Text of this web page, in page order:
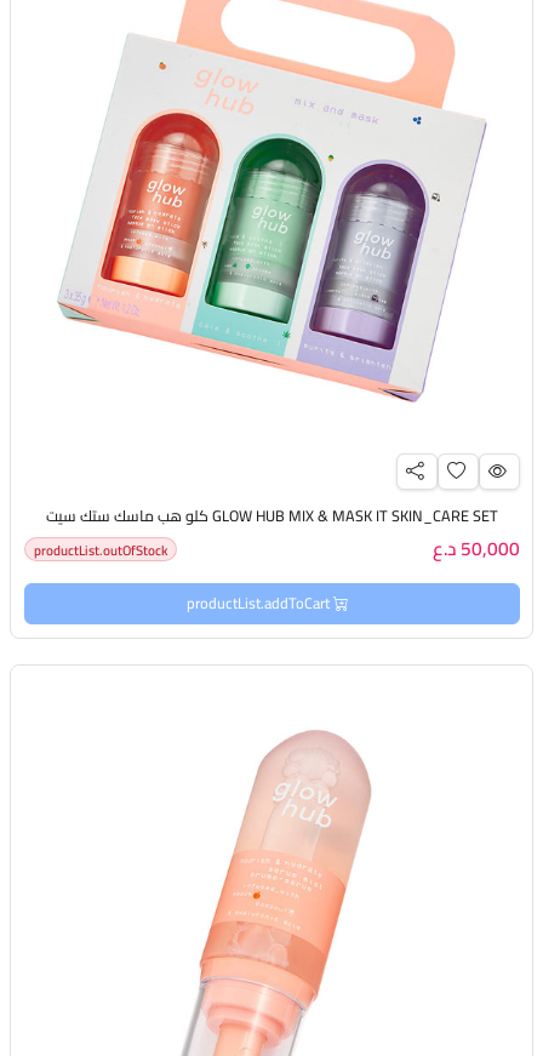
GLOW HUB MIX & MASK IT SKIN_CARE SET كلو هب ماسك ستك سيت
50,000 د.ع productList.outOfStock
productList.addToCart